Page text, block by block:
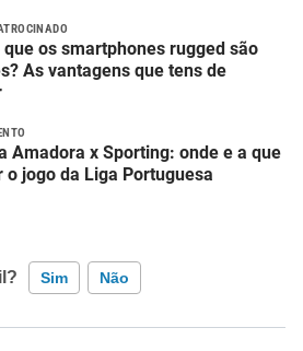
que os smartphones rugged são
As vantagens que tens de
Amadora x Sporting: onde e a que
o jogo da Liga Portuguesa
Sim Não
informação incorreta